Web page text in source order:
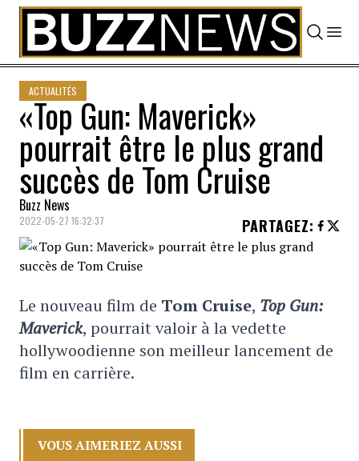
Skip to content
ACTUALITÉS
«Top Gun: Maverick»
pourrait être le plus grand
succès de Tom Cruise
Buzz News
2022-05-27 16:32:37 PARTAGEZ:
Le nouveau film de Tom Cruise, Top Gun:
Maverick, pourrait valoir à la vedette
hollywoodienne son meilleur lancement de
film en carrière.
VOUS AIMERIEZ AUSSI